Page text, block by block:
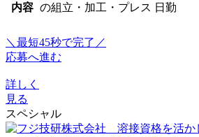
内容 の組立・加工・プレス 日勤
＼最短45秒で完了／
応募へ進む
詳しく
見る
スペシャル